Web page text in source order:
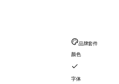
品牌套件
颜色
字体